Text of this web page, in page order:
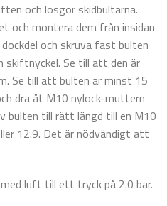
och lösgör skidbultarna.
och montera dem från insidan
och skruva fast bulten
skiftnyckel. Se till att den är
Se till att bulten är minst 15
dra åt M10 nylock-muttern
bulten till rätt längd till en M10
12.9. Det är nödvändigt att
luft till ett tryck på 2.0 bar.